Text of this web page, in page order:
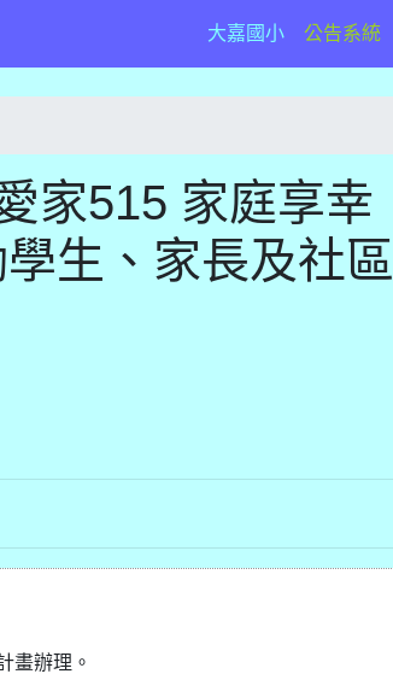
大嘉國小(current)
公告系統
家515 家庭享幸
生、家長及社區
畫辦理。